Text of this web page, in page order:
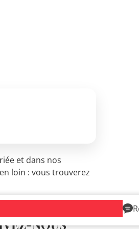
et dans nos
loin : vous trouverez
NOUS